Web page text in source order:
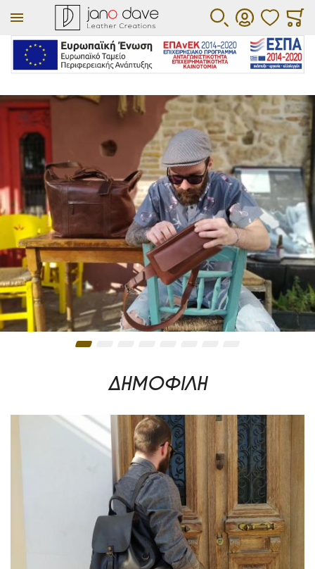
ΑΓΑΠΗΜΕΝΑ
ΔΗΜΟΦΙΛΗ